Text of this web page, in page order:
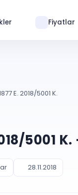
Fiyatlar
E. 2018/5001 K.
5001
28.11.2018